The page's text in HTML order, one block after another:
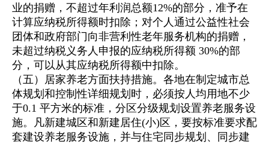
业的捐赠，不超过年利润总额12%的部分，准予在
计算应纳税所得额时扣除；对个人通过公益性社会
团体和政府部门向非营利性老年服务机构的捐赠，
未超过纳税义务人申报的应纳税所得额 30%的部
分，可以从其应纳税所得额中扣除。
（五）居家养老方面扶持措施。各地在制定城市总
体规划和控制性详细规划时，必须按人均用地不少
于0.1 平方米的标准，分区分级规划设置养老服务设
施。凡新建城区和新建居住(小)区，要按标准要求配
套建设养老服务设施，并与住宅同步规划、同步建